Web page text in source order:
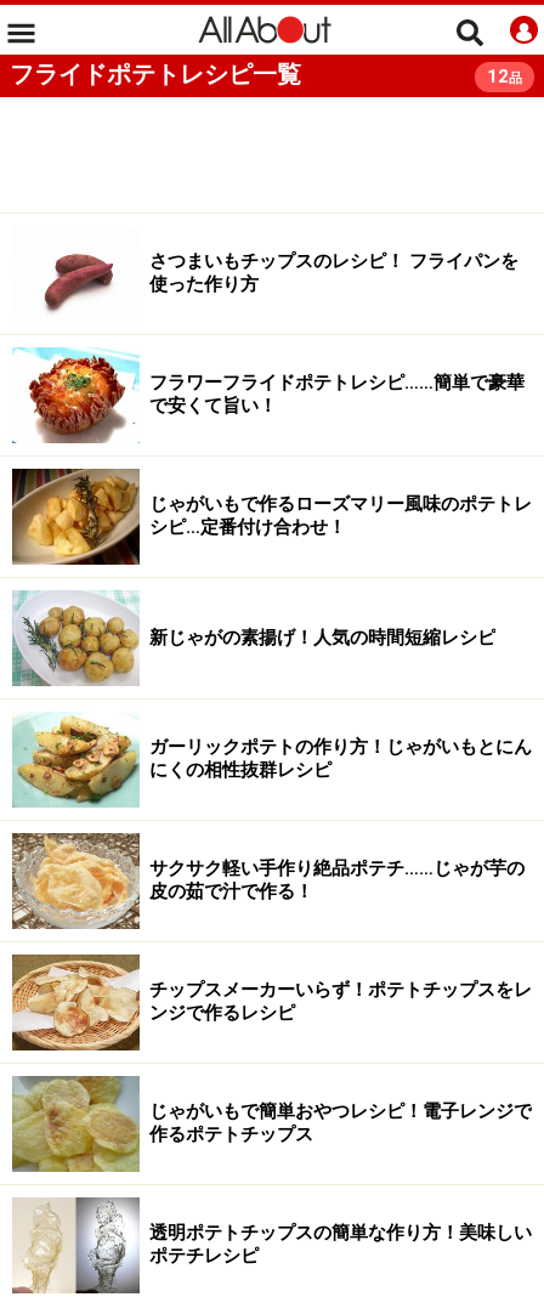
フライドポテトレシピ一覧 12品
さつまいもチップスのレシピ！ フライパンを
使った作り方
フラワーフライドポテトレシピ……簡単で豪華
で安くて旨い！
じゃがいもで作るローズマリー風味のポテトレ
シピ…定番付け合わせ！
新じゃがの素揚げ！人気の時間短縮レシピ
ガーリックポテトの作り方！じゃがいもとにん
にくの相性抜群レシピ
サクサク軽い手作り絶品ポテチ……じゃが芋の
皮の茹で汁で作る！
チップスメーカーいらず！ポテトチップスをレ
ンジで作るレシピ
じゃがいもで簡単おやつレシピ！電子レンジで
作るポテトチップス
透明ポテトチップスの簡単な作り方！美味しい
ポテチレシピ